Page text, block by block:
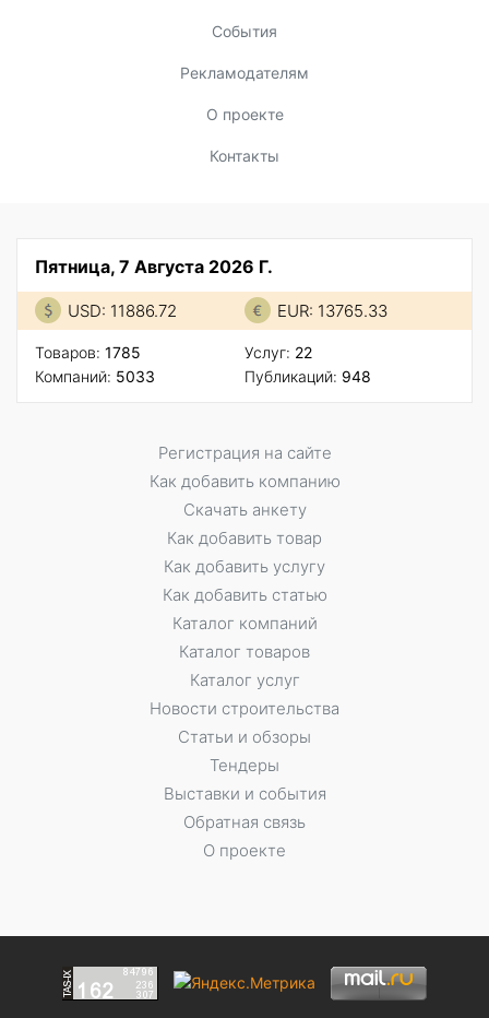
События
Рекламодателям
О проекте
Контакты
Пятница, 7 Августа 2026 Г.
USD: 11886.72 EUR: 13765.33
Товаров: 1785
Компаний: 5033
Услуг: 22
Публикаций: 948
Регистрация на сайте
Как добавить компанию
Скачать анкету
Как добавить товар
Как добавить услугу
Как добавить статью
Каталог компаний
Каталог товаров
Каталог услуг
Новости строительства
Статьи и обзоры
Тендеры
Выставки и события
Обратная связь
О проекте